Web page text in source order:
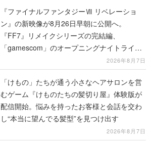
『ファイナルファンタジーⅦ リベレーショ
ン』の新映像が8月26日早朝に公開へ。
『FF7』リメイクシリーズの完結編、
「gamescom」のオープニングナイトライブ
にてディレクターの浜口直樹氏が登壇する予
定
2026年8月7日
「けもの」たちが通う小さなヘアサロンを営
むゲーム『けものたちの髪切り屋』体験版が
配信開始。悩みを持ったお客様と会話を交わ
し“本当に望んでる髪型”を見つけ出す
2026年8月7日